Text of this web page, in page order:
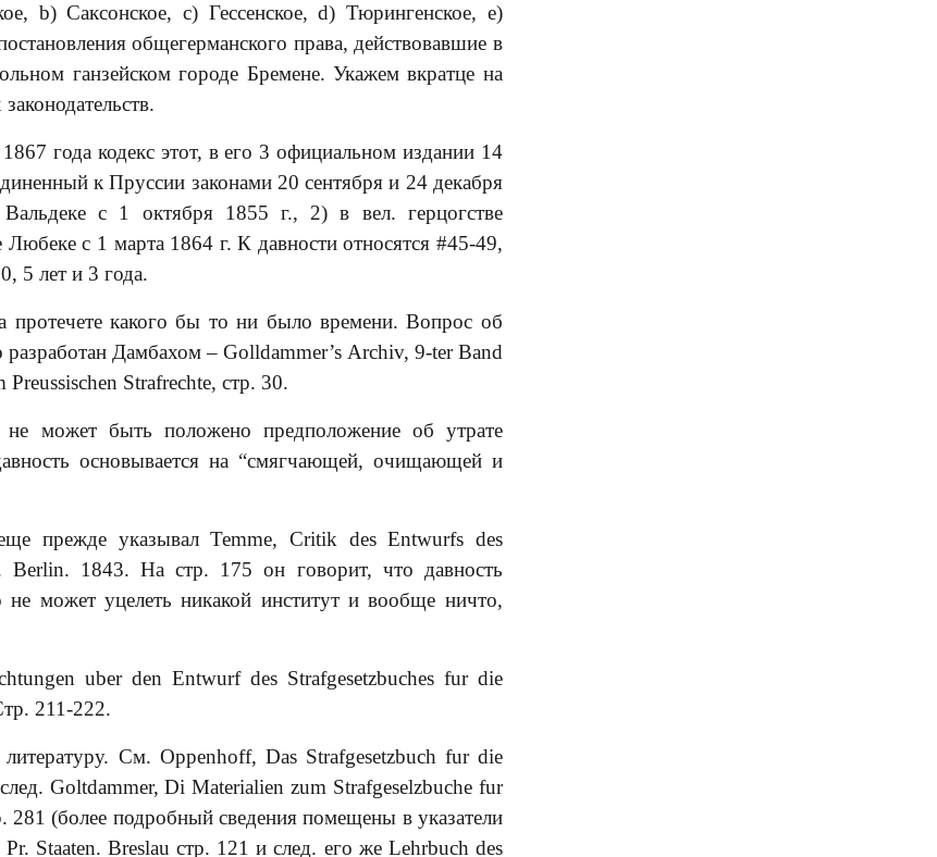
b) Саксонское, с) Гессенское, d) Тюрингенское, е)
общегерманского права, действовавшие в
ганзейском городе Бремене. Укажем вкратце на
года кодекс этот, в его 3 официальном издании 14
к Пруссии законами 20 сентября и 24 декабря
с 1 октября 1855 г., 2) в вел. герцогстве
с 1 марта 1864 г. К давности относятся #45-49,
5 лет и 3 года.
какого бы то ни было времени. Вопрос об
Дамбахом – Golldammer’s Archiv, 9-ter Band
Strafrechte, стр. 30.
может быть положено предположение об утрате
основывается на “смягчающей, очищающей и
прежде указывал Temme, Critik des Entwurfs des
Berlin. 1843. На стр. 175 он говорит, что давность
не может уцелеть никакой институт и вообще ничто,
uber den Entwurf des Strafgesetzbuches fur die
211-222.
См. Oppenhoff, Das Strafgesetzbuch fur die
Goltdammer, Di Materialien zum Strafgeselzbuche fur
(более подробный сведения помещены в указатели
Staaten. Breslau стр. 121 и след. его же Lehrbuch des